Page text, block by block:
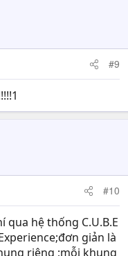
#9
#10
qua hệ thống C.U.B.E
giản là
riêng ;mỗi khung